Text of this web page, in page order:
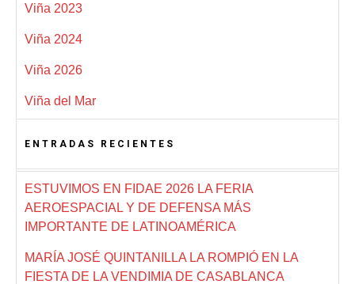
Viña 2023
Viña 2024
Viña 2026
Viña del Mar
ENTRADAS RECIENTES
ESTUVIMOS EN FIDAE 2026 LA FERIA
AEROESPACIAL Y DE DEFENSA MÁS
IMPORTANTE DE LATINOAMÉRICA
MARÍA JOSÉ QUINTANILLA LA ROMPIÓ EN LA
FIESTA DE LA VENDIMIA DE CASABLANCA